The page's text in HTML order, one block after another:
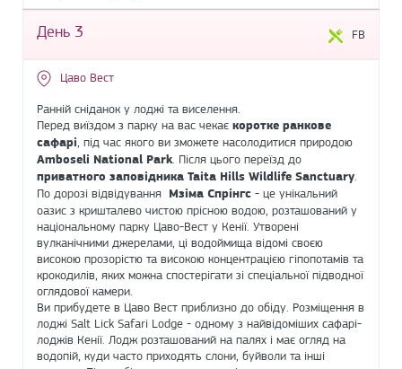
День 3 FB
Цаво Вест
Ранній сніданок у лоджі та виселення.
Перед виїздом з парку на вас чекає коротке ранкове
сафарі , під час якого ви зможете насолодитися природою
Amboseli National Park . Після цього переїзд до
приватного заповідника Taita Hills Wildlife Sanctuary
По дорозі відвідування Мзіма Спрінгс - це унікальний
оазис з кришталево чистою прісною водою, розташований у
національному парку Цаво-Вест у Кенії. Утворені
вулканічними джерелами, ці водоймища відомі своєю
високою прозорістю та високою концентрацією гіпопотамів та
крокодилів, яких можна спостерігати зі спеціальної підводної
оглядової камери.
Ви прибудете в Цаво Вест приблизно до обіду. Розміщення в
лоджі Salt Lick Safari Lodge - одному з найвідоміших сафарі-
лоджів Кенії. Лодж розташований на палях і має огляд на
водопій, куди часто приходять слони, буйволи та інші